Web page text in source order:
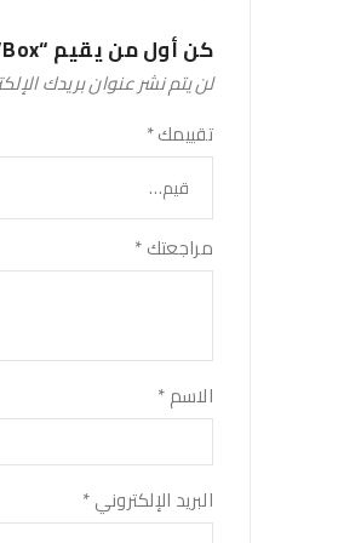
كن أول من يقيم “Box”
لن يتم نشر عنوان بريدك
تقييمك*
مراجعتك*
الاسم*
البريد الإلكتروني*